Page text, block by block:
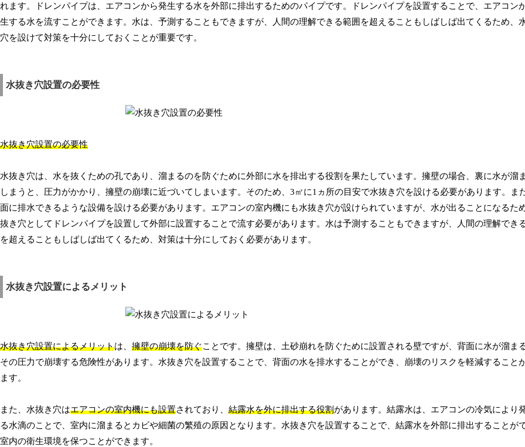
れます。ドレンパイプは、エアコンから発生する水を外部に排出するためのパイプです。ドレンパイプを設置することで、エアコン
生する水を流すことができます。水は、予測することもできますが、人間の理解できる範囲を超えることもしばしば出てくるため、
穴を設けて対策を十分にしておくことが重要です。
水抜き穴設置の必要性
水抜き穴設置の必要性
水抜き穴は、水を抜くための孔であり、溜まるのを防ぐために外部に水を排出する役割を果たしています。擁壁の場合、裏に水が溜
しまうと、圧力がかかり、擁壁の崩壊に近づいてしまいます。そのため、3㎡に1ヵ所の目安で水抜き穴を設ける必要があります。ま
面に排水できるような設備を設ける必要があります。エアコンの室内機にも水抜き穴が設けられていますが、水が出ることになるた
抜き穴としてドレンパイプを設置して外部に設置することで流す必要があります。水は予測することもできますが、人間の理解でき
を超えることもしばしば出てくるため、対策は十分にしておく必要があります。
水抜き穴設置によるメリット
水抜き穴設置によるメリットは、 擁壁の崩壊を防ぐことです。擁壁は、土砂崩れを防ぐために設置される壁ですが、背面に水が溜ま
その圧力で崩壊する危険性があります。水抜き穴を設置することで、背面の水を排水することができ、崩壊のリスクを軽減すること
ます。
また、水抜き穴はエアコンの室内機にも設置されており、 結露水を外に排出する役割があります。結露水は、エアコンの冷気により
る水滴のことで、室内に溜まるとカビや細菌の繁殖の原因となります。水抜き穴を設置することで、結露水を外部に排出することが
室内の衛生環境を保つことができます。